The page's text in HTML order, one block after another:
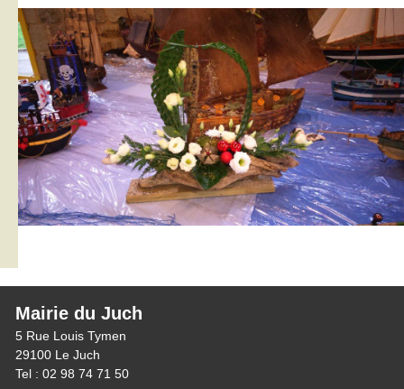
Mairie du Juch
5 Rue Louis Tymen
29100 Le Juch
Tel : 02 98 74 71 50